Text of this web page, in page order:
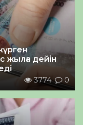
жылға дейін
3774 0